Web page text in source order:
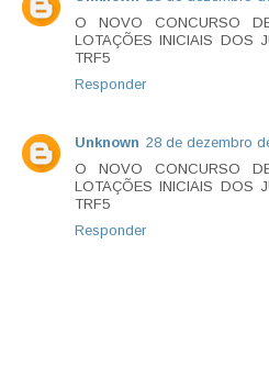
O NOVO CONCURSO
LOTAÇÕES INICIAIS DOS
TRF5
Responder
Unknown 28 de dezembro
O NOVO CONCURSO
LOTAÇÕES INICIAIS DOS
TRF5
Responder